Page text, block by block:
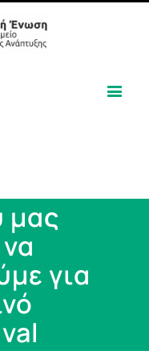
μας
για